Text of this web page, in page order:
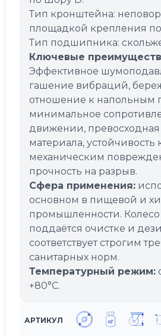
Тип кронштейна:
площадкой крепления
Тип подшипника:
Ключевые
Эффективное
гашение вибраций,
отношение к напольным
минимальное
движении, превосходная
материала, устойчивость
механическим
прочность на разрыв.
Сфера применения:
основном в пищевой и
промышленности. Колесо
поддаётся очистке и
соответствует строгим
санитарных норм.
Температурный режим:
+80°C.
АРТИКУЛ